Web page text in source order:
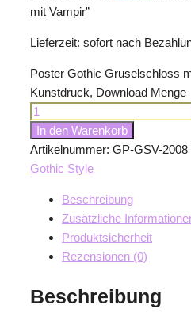
mit Vampir”
Lieferzeit: sofort nach
Poster Gothic Gruselschloss
Kunstdruck, Download Menge
In den Warenkorb
Artikelnummer: GP-GSV-2008
Gothic Style
Beschreibung
Zusätzliche
Produktsicherheit
Rezensionen (0)
Beschreibung